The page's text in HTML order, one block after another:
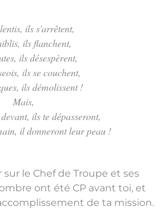
ils s'arrêtent,
ils flanchent,
ils désespèrent,
ils se couchent,
ils démolissent !
Mais,
ils te dépasseront,
il donneront leur peau !
le Chef de Troupe et ses
ont été CP avant toi, et
de ta mission.